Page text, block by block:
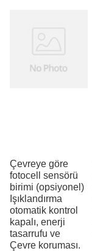
Çevreye göre
fotocell sensörü
birimi (opsiyonel)
Işıklandırma
otomatik kontrol
kapalı, enerji
tasarrufu ve
Çevre koruması.